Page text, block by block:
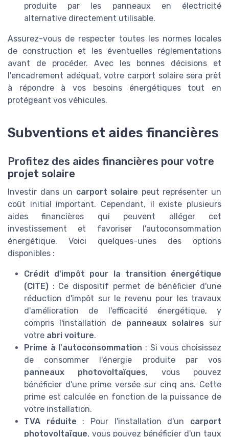
produite par les panneaux en électricité
alternative directement utilisable.
Assurez-vous de respecter toutes les normes locales
de construction et les éventuelles réglementations
avant de procéder. Avec les bonnes décisions et
l'encadrement adéquat, votre carport solaire sera prêt
à répondre à vos besoins énergétiques tout en
protégeant vos véhicules.
Subventions et aides financières
Profitez des aides financières pour votre
projet solaire
Investir dans un carport solaire peut représenter un
coût initial important. Cependant, il existe plusieurs
aides financières qui peuvent alléger cet
investissement et favoriser l'autoconsommation
énergétique. Voici quelques-unes des options
disponibles :
Crédit d'impôt pour la transition énergétique
(CITE) : Ce dispositif permet de bénéficier d'une
réduction d'impôt sur le revenu pour les travaux
d'amélioration de l'efficacité énergétique, y
compris l'installation de panneaux solaires sur
votre abri voiture.
Prime à l'autoconsommation : Si vous choisissez
de consommer l'énergie produite par vos
panneaux photovoltaïques, vous pouvez
bénéficier d'une prime versée sur cinq ans. Cette
prime est calculée en fonction de la puissance de
votre installation.
TVA réduite : Pour l'installation d'un carport
photovoltaïque, vous pouvez bénéficier d'un taux